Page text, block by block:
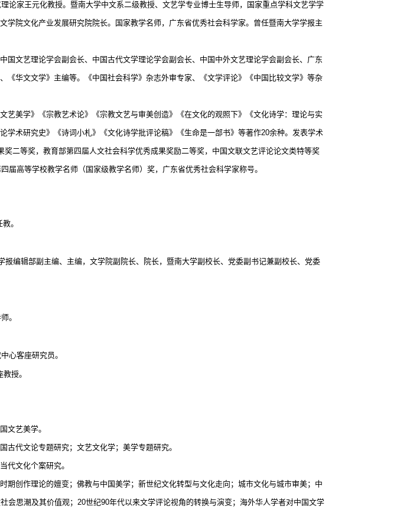
论家王元化教授。暨南大学中文系二级教授、文艺学专业博士生导师，国家重点学科文艺学学
学院文化产业发展研究院院长。国家教学名师，广东省优秀社会科学家。曾任暨南大学学报主
国文艺理论学会副会长、中国古代文学理论学会副会长、中国中外文艺理论学会副会长、广东
《华文文学》主编等。《中国社会科学》杂志外审专家、《文学评论》《中国比较文学》等杂
艺美学》《宗教艺术论》《宗教文艺与审美创造》《在文化的观照下》《文化诗学：理论与实
学术研究史》《诗词小札》《文化诗学批评论稿》《生命是一部书》等著作20余种。发表学术
二等奖，教育部第四届人文社会科学优秀成果奖励二等奖，中国文联文艺评论论文类特等奖
届高等学校教学名师（国家级教学名师）奖，广东省优秀社会科学家称号。
。
报编辑部副主编、主编，文学院副院长、院长，暨南大学副校长、党委副书记兼副校长、党委
师。
中心客座研究员。
教授。
文艺美学。
古代文论专题研究；文艺文化学；美学专题研究。
代文化个案研究。
期创作理论的嬗变；佛教与中国美学；新世纪文化转型与文化走向；城市文化与城市审美；中
会思潮及其价值观； 20世纪90年代以来文学评论视角的转换与演变；海外华人学者对中国文学